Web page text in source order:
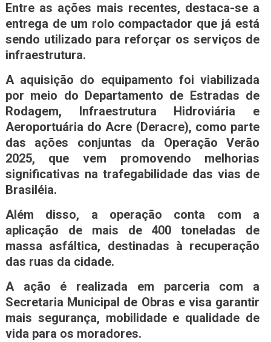
Entre as ações mais recentes, destaca-se a
entrega de um rolo compactador que já está
sendo utilizado para reforçar os serviços de
infraestrutura.
A aquisição do equipamento foi viabilizada
por meio do Departamento de Estradas de
Rodagem, Infraestrutura Hidroviária e
Aeroportuária do Acre (Deracre), como parte
das ações conjuntas da Operação Verão
2025, que vem promovendo melhorias
significativas na trafegabilidade das vias de
Brasiléia.
Além disso, a operação conta com a
aplicação de mais de 400 toneladas de
massa asfáltica, destinadas à recuperação
das ruas da cidade.
A ação é realizada em parceria com a
Secretaria Municipal de Obras e visa garantir
mais segurança, mobilidade e qualidade de
vida para os moradores.